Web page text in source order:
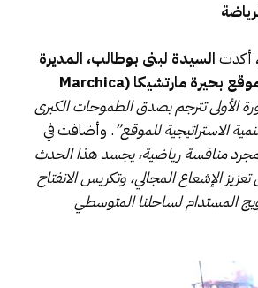
أكدت السيدة لبنى بوطالب، المديرة
موقع بحيرة مارتشيكا (Marchica
الأولى تترجم بصدق الطموحات الكبرى
الاستراتيجية للموقع”. وأضافت في
منافسة رياضية، يجسد هذا الحدث
الإشعاع المجالي، وتكريس الانفتاح
المستدام لساحلنا المتوسطي